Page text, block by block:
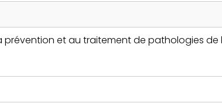
et au traitement de pathologies de